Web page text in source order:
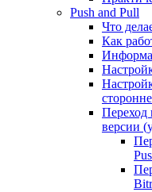
Push and Pull
Что
Как
Переход
версии